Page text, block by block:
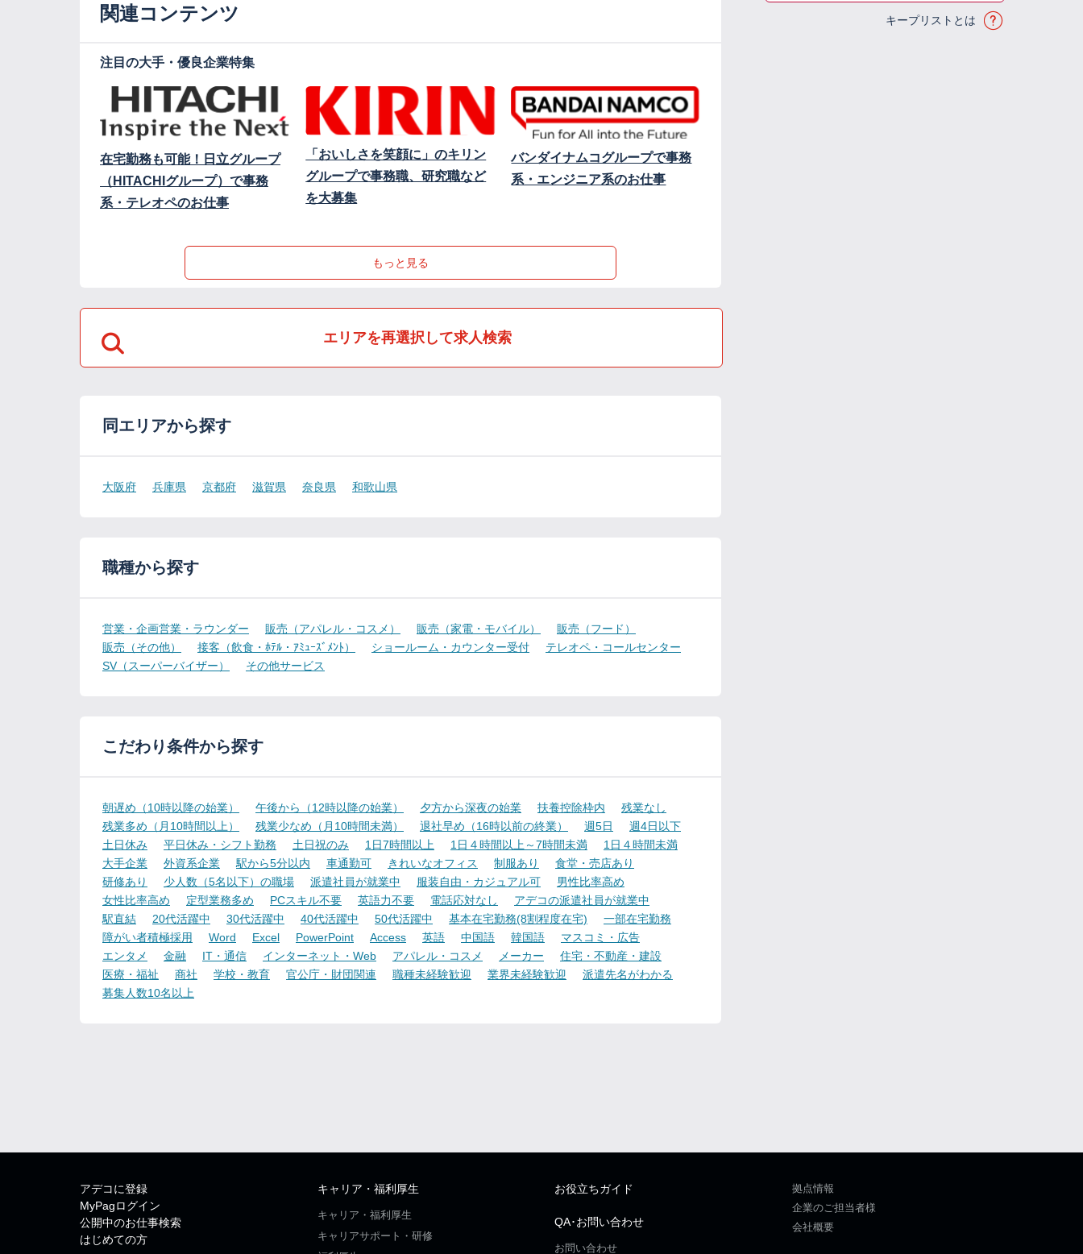
関連コンテンツ
注目の大手・優良企業特集
在宅勤務も可能！日立グループ
（HITACHIグループ）で事務
系・テレオペのお仕事
「おいしさを笑顔に」のキリン
グループで事務職、研究職など
を大募集
バンダイナムコグループで事務
系・エンジニア系のお仕事
もっと見る
エリアを再選択して求人検索
同エリアから探す
大阪府 兵庫県 京都府 滋賀県 奈良県 和歌山県
職種から探す
営業・企画営業・ラウンダー 販売（アパレル・コスメ） 販売（家電・モバイル）
販売（フード）
販売（その他）
接客（飲食・ﾎﾃﾙ・ｱﾐｭｰｽﾞﾒﾝﾄ） ショールーム・カウンター受付
テレオペ・コールセンター
SV（スーパーバイザー）
その他サービス
こだわり条件から探す
朝遅め（10時以降の始業） 午後から（12時以降の始業） 夕方から深夜の始業 扶養控除枠内
残業なし
残業多め（月10時間以上）
残業少なめ（月10時間未満） 退社早め（16時以前の終業） 週5日
週4日以下
土日休み
平日休み・シフト勤務 土日祝のみ 1日7時間以上 1日４時間以上～7時間未満
1日４時間未満
大手企業
外資系企業 駅から5分以内 車通勤可 きれいなオフィス 制服あり
食堂・売店あり
研修あり
少人数（5名以下）の職場 派遣社員が就業中 服装自由・カジュアル可
男性比率高め
女性比率高め
定型業務多め PCスキル不要 英語力不要 電話応対なし
アデコの派遣社員が就業中
駅直結
20代活躍中 30代活躍中 40代活躍中 50代活躍中 基本在宅勤務(8割程度在宅)
一部在宅勤務
障がい者積極採用
Word Excel PowerPoint Access 英語 中国語 韓国語
マスコミ・広告
エンタメ
金融 IT・通信 インターネット・Web アパレル・コスメ メーカー
住宅・不動産・建設
医療・福祉
商社 学校・教育 官公庁・財団関連 職種未経験歓迎 業界未経験歓迎
派遣先名がわかる
募集人数10名以上
キープリストとは
アデコに登録
MyPagログイン
公開中のお仕事検索
はじめての方
キャリア・福利厚生
キャリア・福利厚生
キャリアサポート・研修
お役立ちガイド
QA･お問い合わせ
お問い合わせ
拠点情報
企業のご担当者様
会社概要